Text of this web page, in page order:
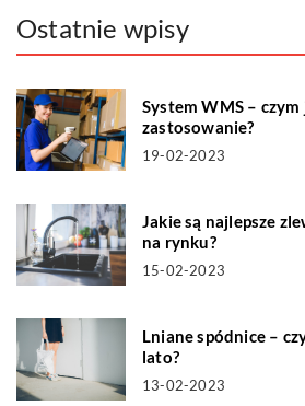
Ostatnie wpisy
System WMS – czym
zastosowanie?
19-02-2023
Jakie są najlepsze
na rynku?
15-02-2023
Lniane spódnice –
lato?
13-02-2023